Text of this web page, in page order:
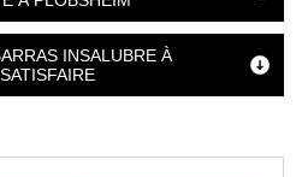
INSALUBRE À